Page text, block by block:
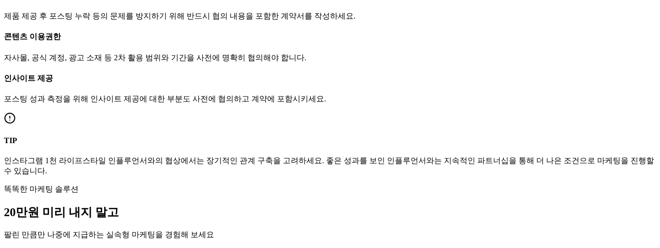
제품 제공 후 포스팅 누락 등의 문제를 방지하기 위해 반드시 협의 내용을 포함한 계약서를 작성하세요.
콘텐츠 이용권한
자사몰, 공식 계정, 광고 소재 등 2차 활용 범위와 기간을 사전에 명확히 협의해야 합니다.
인사이트 제공
포스팅 성과 측정을 위해 인사이트 제공에 대한 부분도 사전에 협의하고 계약에 포함시키세요.
TIP
인스타그램 1천 라이프스타일 인플루언서와의 협상에서는 장기적인 관계 구축을 고려하세요. 좋은 성과를 보인 인플루언서와는 지속적인 파트너십을 통해 더 나은 조건으로 마케팅을 진행할
수 있습니다.
똑똑한 마케팅 솔루션
20만원 미리 내지 말고
팔린 만큼만 나중에 지급하는 실속형 마케팅을 경험해 보세요